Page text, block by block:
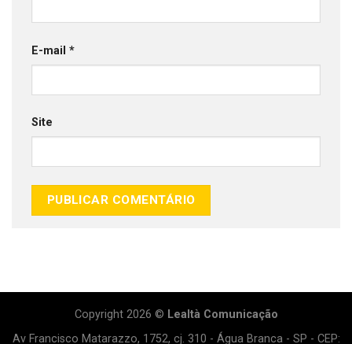
E-mail *
Site
Copyright 2026 © Lealtà Comunicação
Av Francisco Matarazzo, 1752, cj. 310 - Água Branca - SP - CEP: